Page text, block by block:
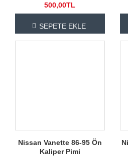
500,00TL
SEPETE EKLE
Nissan Vanette 86-95 Ön
Kaliper Pimi